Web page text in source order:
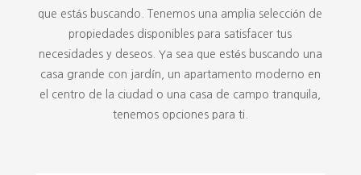
que estás buscando. Tenemos una amplia selección de
propiedades disponibles para satisfacer tus
necesidades y deseos. Ya sea que estés buscando una
casa grande con jardín, un apartamento moderno en
el centro de la ciudad o una casa de campo tranquila,
tenemos opciones para ti.